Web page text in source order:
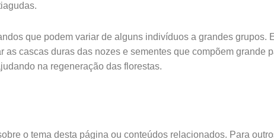
que podem variar de alguns indivíduos a grandes grupos.
cascas duras das nozes e sementes que compõem grande
na regeneração das florestas.
o tema desta página ou conteúdos relacionados. Para